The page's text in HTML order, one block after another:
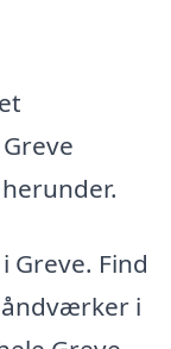
Greve. Find
i